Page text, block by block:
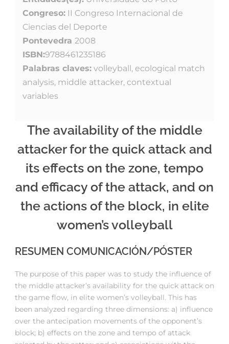
Congreso: II Congreso Internacional de
Ciencias del Deporte
Pontevedra 2008
ISBN:9788461235186
Palabras claves: volleyball, ecological match
analysis, middle attacker, contextual
variables
The availability of the middle
attacker for the quick attack and
its effects on the zone, tempo
and efficacy of the attack, and on
the actions of the block, in elite
women’s volleyball
RESUMEN COMUNICACIÓN/PÓSTER
The purpose of this paper was to study the influence of
the middle attacker’s availability for the quick attack on
the game flow, in elite women’s volleyball. This has
been analyzed regarding three dimensions: a) influence
over the antecipation movements of the opponent’s
block; b) effects on the zone and tempo of attack